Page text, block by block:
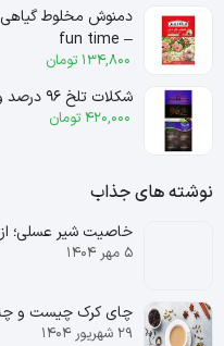
– fun time
134,800 تومان
شکلات تلخ ۹۶ درصد وگان ۸۰ گرم پارمیدا – parmida
420,000 تومان
نوشته های جذاب
خاصیت شیر عسلی؛ از
۵ مهر ۱۴۰۴
چای کرک چیست و
۲۹ شهریور ۱۴۰۴